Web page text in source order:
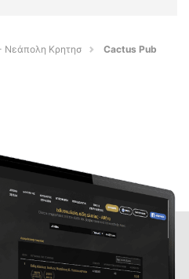
Νεάπολη Κρητησ
Cactus Pub